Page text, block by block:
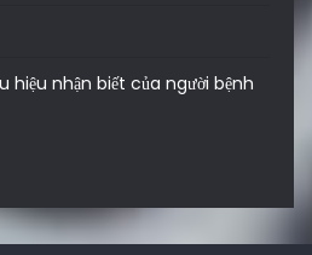
hiệu nhận biết của người bệnh